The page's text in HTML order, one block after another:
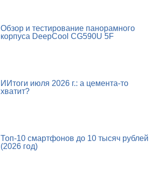
Обзор и тестирование панорамного
корпуса DeepCool CG590U 5F
ИИтоги июля 2026 г.: а цемента-то
хватит?
Топ-10 смартфонов до 10 тысяч рублей
(2026 год)